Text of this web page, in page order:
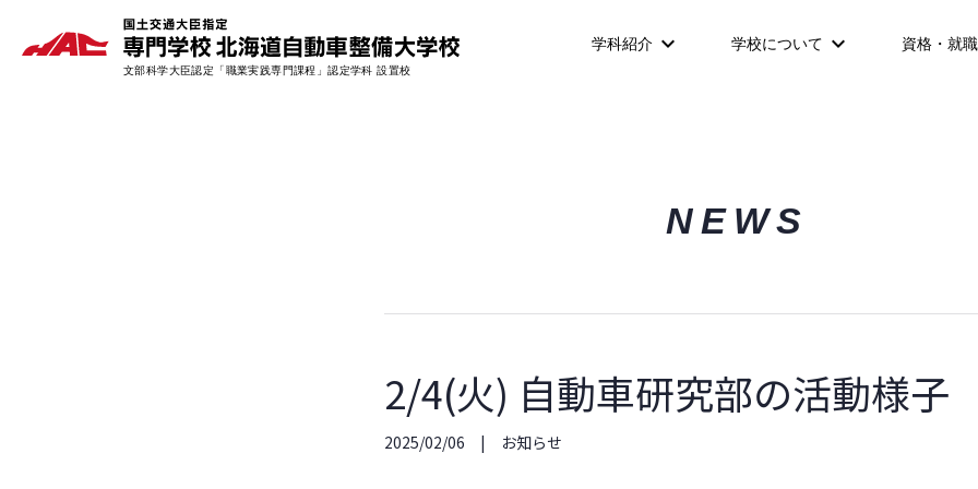
学科紹介 学校について 資格・就職
NEWS
2/4(火) 自動車研究部の活動様子
2025/02/06 お知らせ